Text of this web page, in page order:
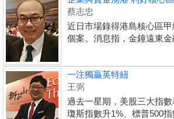
蔡志忠
近日市場錄得港島核心區
個案。消息指，金鐘遠東
一注獨贏英特紐
王弼
過去一星期，美股三大指
瓊斯指數升1%、標普500